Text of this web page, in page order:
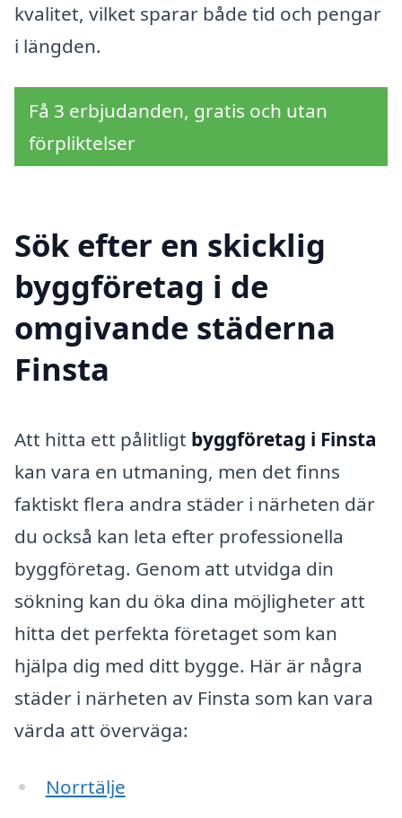
kvalitet, vilket sparar både tid och pengar
i längden.
Få 3 erbjudanden, gratis och utan
förpliktelser
Sök efter en skicklig
byggföretag i de
omgivande städerna
Finsta
Att hitta ett pålitligt byggföretag i Finsta
kan vara en utmaning, men det finns
faktiskt flera andra städer i närheten där
du också kan leta efter professionella
byggföretag. Genom att utvidga din
sökning kan du öka dina möjligheter att
hitta det perfekta företaget som kan
hjälpa dig med ditt bygge. Här är några
städer i närheten av Finsta som kan vara
värda att överväga:
Norrtälje